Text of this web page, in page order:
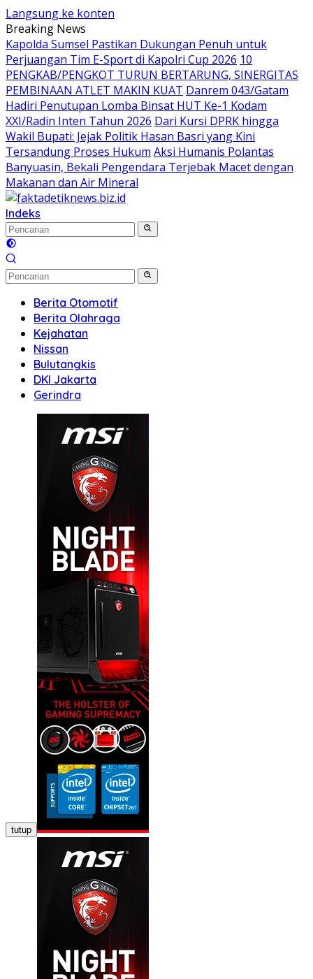
Langsung ke konten
Breaking News
Kapolda Sumsel Pastikan Dukungan Penuh untuk
Perjuangan Tim E-Sport di Kapolri Cup 2026 10
PENGKAB/PENGKOT TURUN BERTARUNG, SINERGITAS
PEMBINAAN ATLET MAKIN KUAT Danrem 043/Gatam
Hadiri Penutupan Lomba Binsat HUT Ke-1 Kodam
XXI/Radin Inten Tahun 2026 Dari Kursi DPRK hingga
Wakil Bupati: Jejak Politik Hasan Basri yang Kini
Tersandung Proses Hukum Aksi Humanis Polantas
Banyuasin, Bekali Pengendara Terjebak Macet dengan
Makanan dan Air Mineral
Indeks
Berita Otomotif
Berita Olahraga
Kejahatan
Nissan
Bulutangkis
DKI Jakarta
Gerindra
tutup